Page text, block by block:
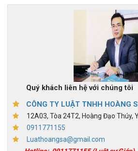
Quý khách liên hệ với chúng tôi
CÔNG TY LUẬT TNHH HOÀNG
12A03, Tòa 24T2, Hoàng Đạo Thúy,
0911771155
Luathoangsa@gmail.com